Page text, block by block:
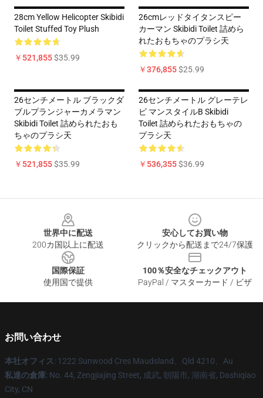
28cm Yellow Helicopter Skibidi
Toilet Stuffed Toy Plush
￥521,855$35.99
26cmレッドタイタンスピー
カーマン Skibidi Toilet 詰めら
れたおもちゃのプラシ天
￥376,855$25.99
26センチメートル ブラックダ
ブルプランジャーカメラマン
Skibidi Toilet 詰められたおも
ちゃのプラシ天
￥521,855$35.99
26センチメートル グレーテレ
ビ マンスタイルB Skibidi
Toilet 詰められたおもちゃの
プラシ天
￥536,355$36.99
世界中に配送
200カ国以上に配送
安心してお買い物
クリックから配送まで24/7保護
国際保証
使用国で提供
100％安全なチェックアウト
PayPal / マスターカード / ビザ
お問い合わせ
本社オフィス: 1222 Sunwood Cres Maudsland、Qld 4210、Au
私達の倉庫: No. 44, Zengjiajing Street, 成武, 朝陽市, 湖南省, Dashiqiao
City, CN